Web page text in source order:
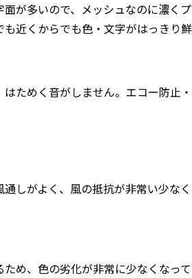
が多いので、メッシュなのに濃くプ
も近くからでも色・文字がはっきり鮮
ためく音がしません。エコー防止・
しがよく、風の抵抗が非常い少なく
め、色の劣化が非常に少なくなって